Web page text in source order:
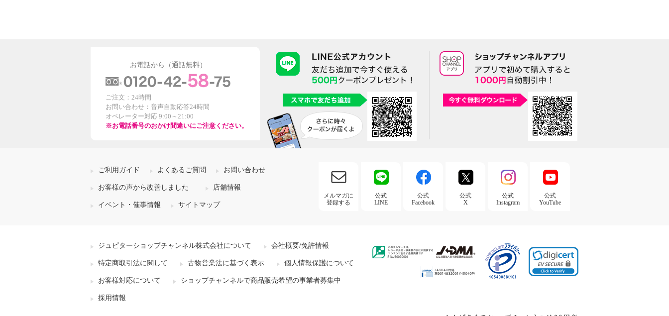
お電話から（通話無料）
ご注文：24時間
お問い合わせ：音声自動応答24時間
オペレーター対応 9:00～21:00
※お電話番号のおかけ間違いにご注意ください。
ご利用ガイド よくあるご質問 お問い合わせ
お客様の声から改善しました 店舗情報
イベント・催事情報 サイトマップ
メルマガに
登録する
公式
LINE
公式
Facebook
公式
X
公式
Instagram
公式
YouTube
ジュピターショップチャンネル株式会社について 会社概要/免許情報
特定商取引法に関して 古物営業法に基づく表示 個人情報保護について
お客様対応について ショップチャンネルで商品販売希望の事業者募集中
採用情報